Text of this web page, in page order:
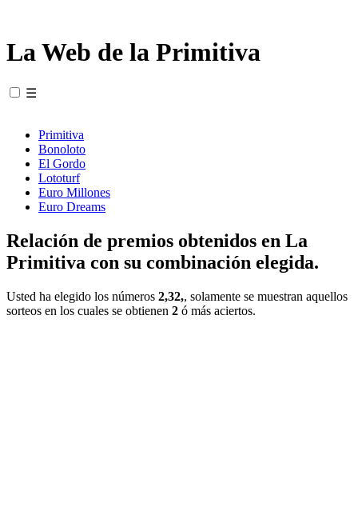
La Web de la Primitiva
☰
Primitiva
Bonoloto
El Gordo
Lototurf
Euro Millones
Euro Dreams
Relación de premios obtenidos en La
Primitiva con su combinación elegida.
Usted ha elegido los números 2,32,, solamente se muestran aquellos
sorteos en los cuales se obtienen 2 ó más aciertos.